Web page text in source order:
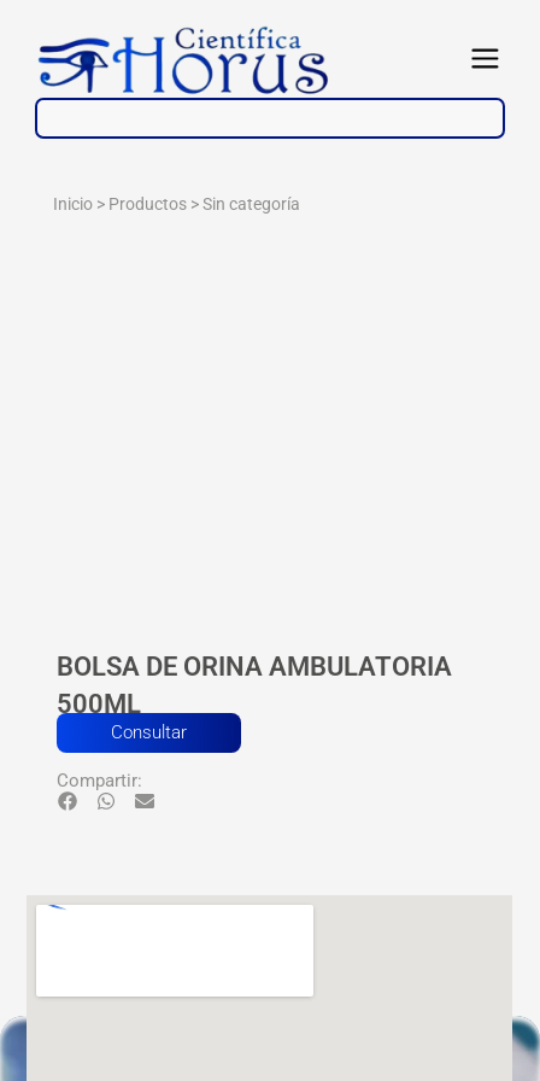
contenido
Abrir
Inicio > Productos >Sin categoría
BOLSA DE ORINA AMBULATORIA
500ML
Consultar
Compartir: